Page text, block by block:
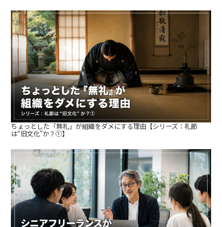
ちょっとした「無礼」が組織をダメにする理由【シリーズ：礼節
は“旧文化”か？①】